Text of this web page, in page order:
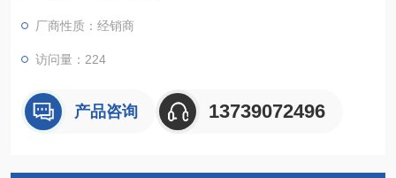
厂商性质：经销商
访问量：224
产品咨询 13739072496